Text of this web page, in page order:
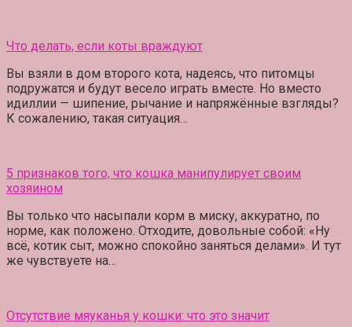
Что делать, если коты враждуют
Вы взяли в дом второго кота, надеясь, что питомцы
подружатся и будут весело играть вместе. Но вместо
идиллии — шипение, рычание и напряжённые взгляды?
К сожалению, такая ситуация…
5 признаков того, что кошка манипулирует своим
хозяином
Вы только что насыпали корм в миску, аккуратно, по
норме, как положено. Отходите, довольные собой: «Ну
всё, котик сыт, можно спокойно заняться делами». И тут
же чувствуете на…
Отсутствие мяуканья у кошки: что это значит